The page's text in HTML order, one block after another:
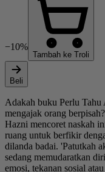
−10%
Tambah ke Troli
Beli
Adakah buku Perlu
mengajak orang
Hazni mencoret naskah
ruang untuk berfikir
dilanda badai. 'Patutkah
sedang memudaratkan
emosi, tekanan sosial